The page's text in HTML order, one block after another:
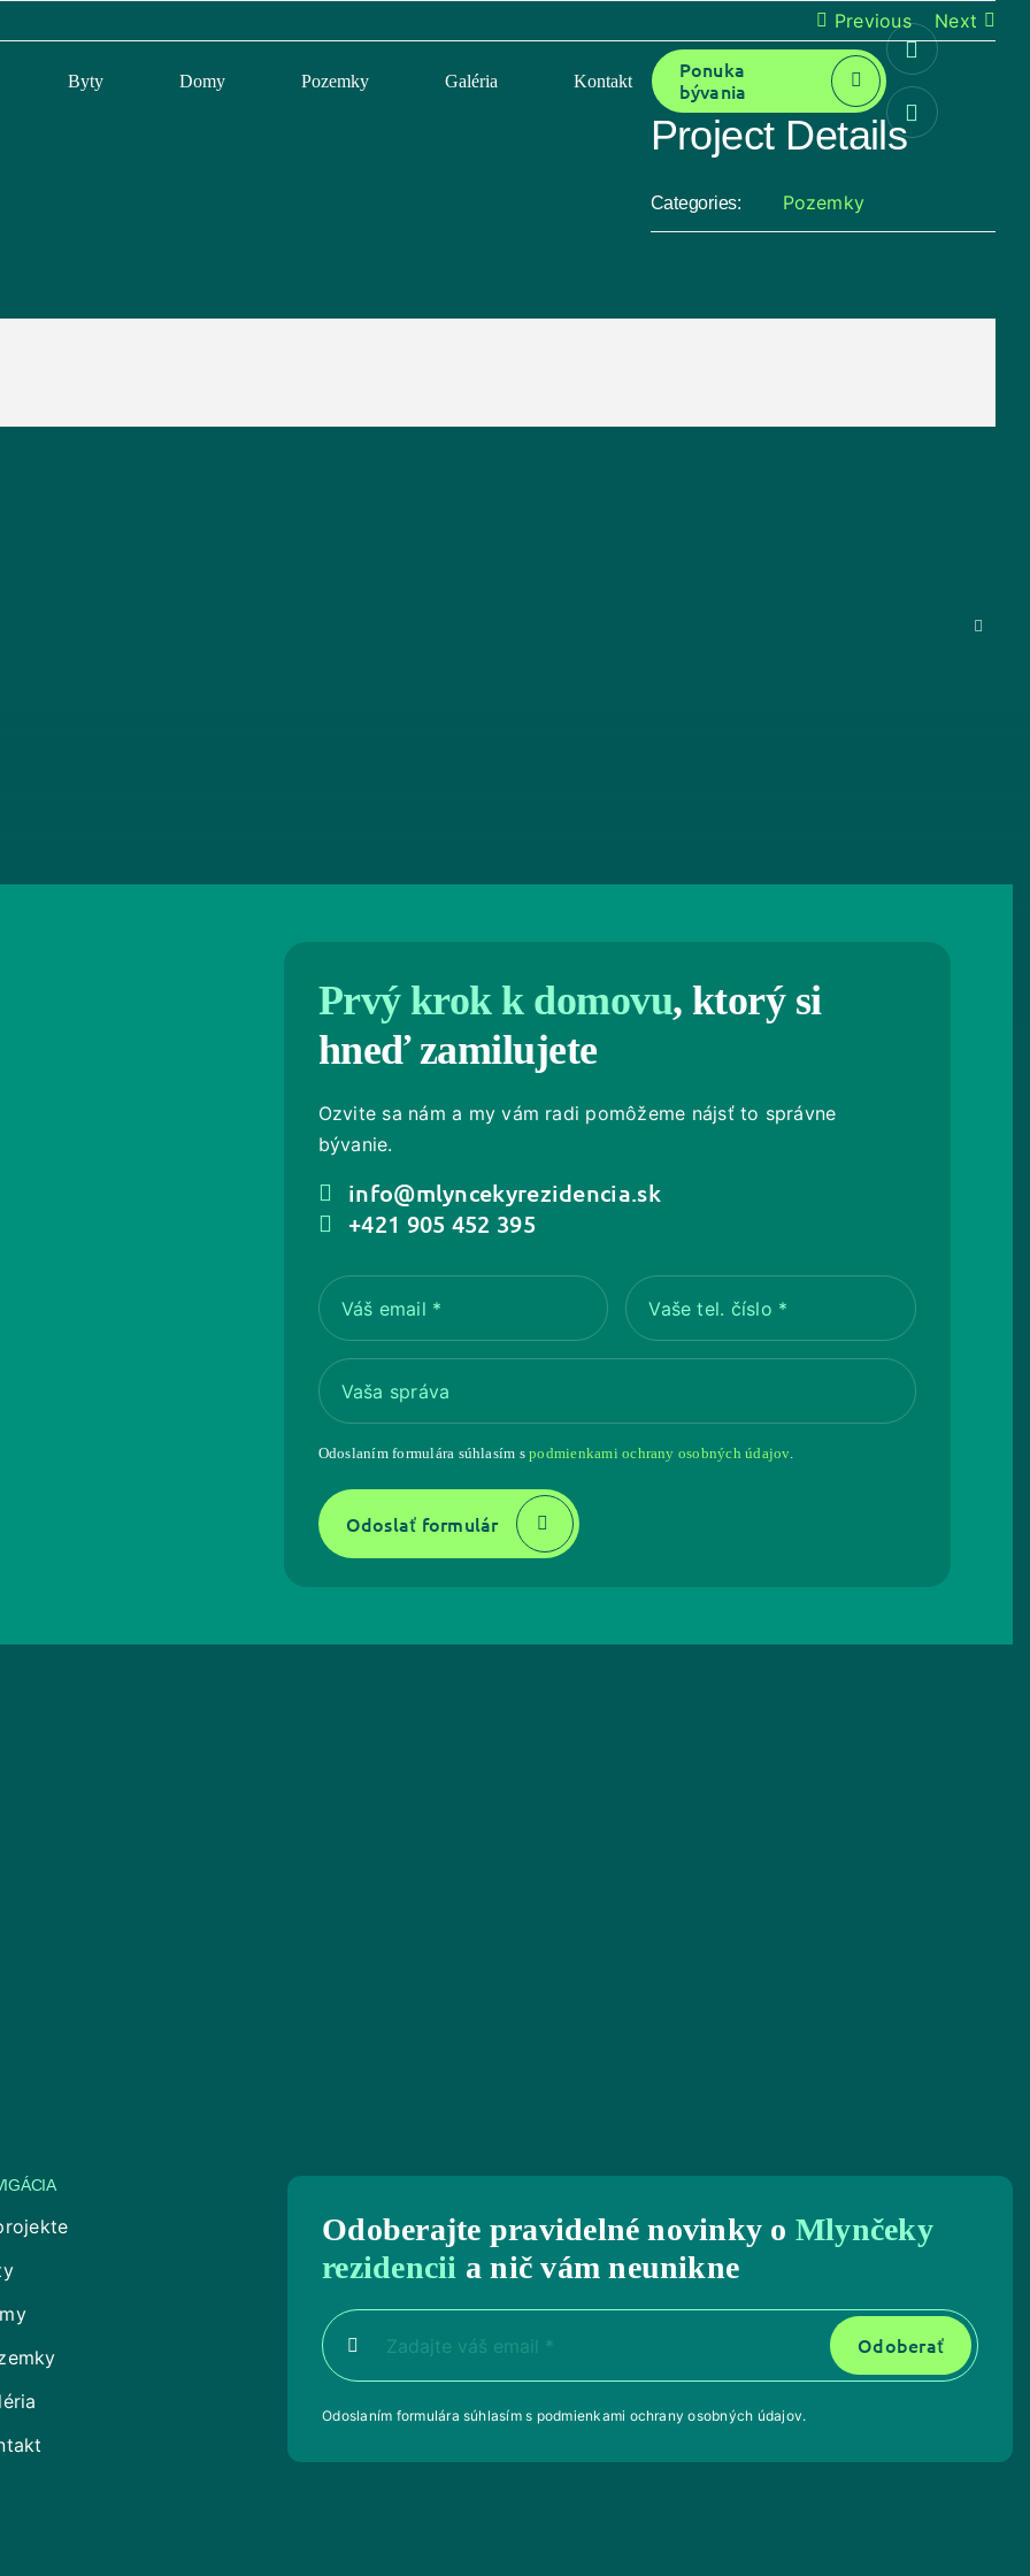
Byty Domy Pozemky Galéria Kontakt
Ponuka
bývania
Previous Next
Project Details
Categories: Pozemky
Prvý krok k domovu, ktorý si
hneď zamilujete
Ozvite sa nám a my vám radi pomôžeme nájsť to správne
bývanie.
info@mlyncekyrezidencia.sk
+421 905 452 395
Váš email * Vaše tel. číslo *
Vaša správa
Odoslaním formulára súhlasím spodmienkami ochrany osobných údajov.
Odoslať formulár
Odoberajte pravidelné novinky o Mlynčeky
rezidencii a nič vám neunikne
Odoberať
Odoslaním formulára súhlasím s podmienkami ochrany osobných údajov.